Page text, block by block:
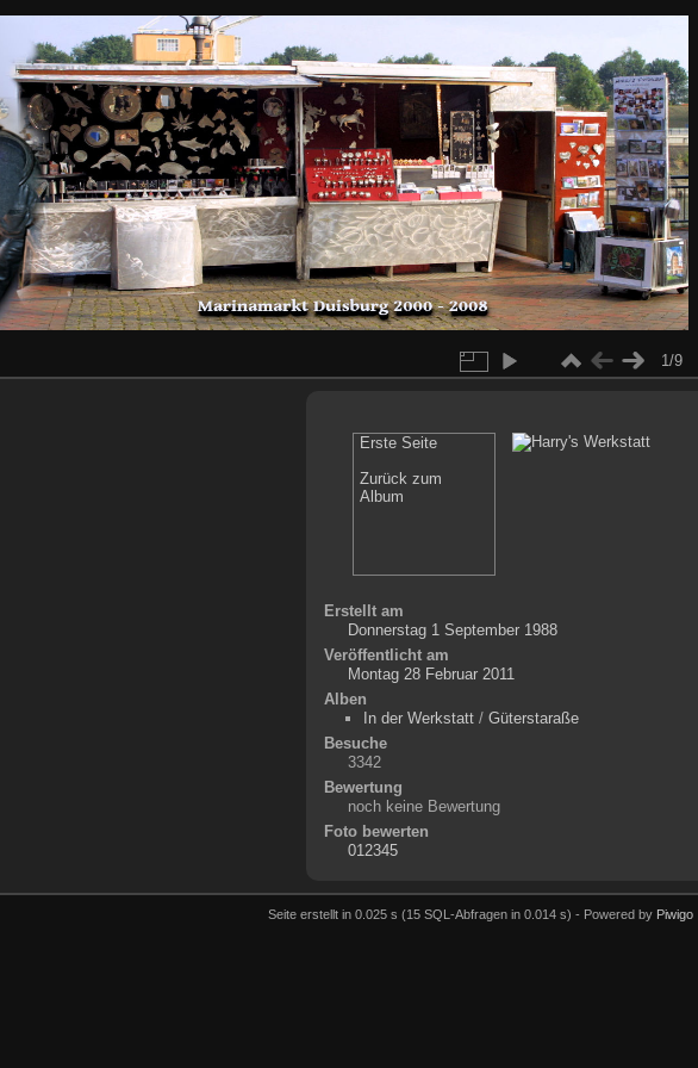
1/9
Erste Seite
Zurück zum
Album
Erstellt am
Donnerstag 1 September 1988
Veröffentlicht am
Montag 28 Februar 2011
Alben
In der Werkstatt/ Güterstaraße
Besuche
3342
Bewertung
noch keine Bewertung
Foto bewerten
Seite erstellt in 0.025 s (15 SQL-Abfragen in 0.014 s) - Powered by Piwigo